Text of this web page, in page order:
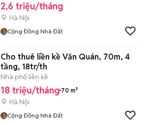
2,6 triệu/tháng
Hà Nội
Cộng Đồng Nhà Đất
Cho thuê liền kề Văn Quán, 70m, 4
tầng, 18tr/th
Nhà phố liền kề
18 triệu/tháng 70 m²
Hà Nội
Cộng Đồng Nhà Đất